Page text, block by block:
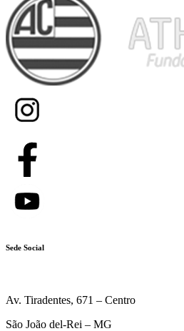
Sede Social
Av. Tiradentes, 671 – Centro
São João del-Rei – MG